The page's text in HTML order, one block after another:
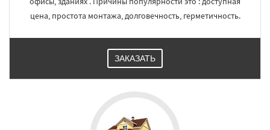
цена, простота монтажа, долговечность, герметичность.
ЗАКАЗАТЬ